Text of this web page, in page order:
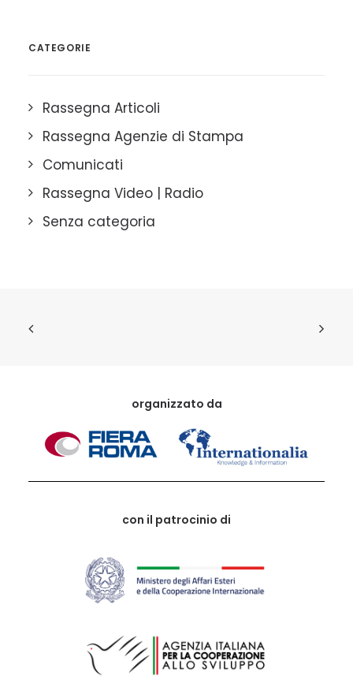
CATEGORIE
Rassegna Articoli
Rassegna Agenzie di Stampa
Comunicati
Rassegna Video | Radio
Senza categoria
organizzato da
con il patrocinio di